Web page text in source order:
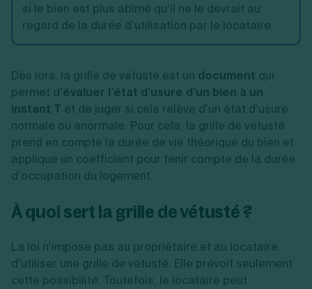
si le bien est plus abîmé qu’il ne le devrait au
regard de la durée d’utilisation par le locataire.
Dès lors, la grille de vétusté est un document qui
permet d’évaluer l’état d’usure d’un bien à un
instant T et de juger si cela relève d’un état d’usure
normale ou anormale. Pour cela, la grille de vétusté
prend en compte la durée de vie théorique du bien et
applique un coefficient pour tenir compte de la durée
d’occupation du logement.
À quoi sert la grille de vétusté ?
La loi n’impose pas au propriétaire et au locataire
d’utiliser une grille de vétusté. Elle prévoit seulement
cette possibilité. Toutefois, le locataire peut